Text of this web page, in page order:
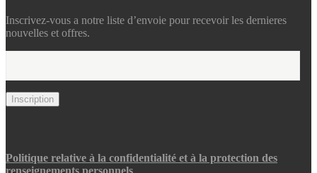
Inscrivez-vous a notre liste d’envoie pour recevoir les dernieres
nouvelles et offres.
Politique relative à la confidentialité et à la protection des